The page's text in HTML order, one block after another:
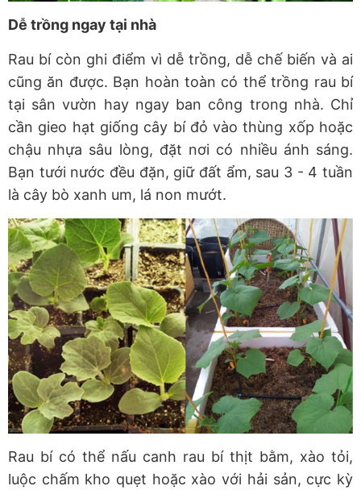
Dễ trồng ngay tại nhà
Rau bí còn ghi điểm vì dễ trồng, dễ chế biến và ai
cũng ăn được. Bạn hoàn toàn có thể trồng rau bí
tại sân vườn hay ngay ban công trong nhà. Chỉ
cần gieo hạt giống cây bí đỏ vào thùng xốp hoặc
chậu nhựa sâu lòng, đặt nơi có nhiều ánh sáng.
Bạn tưới nước đều đặn, giữ đất ẩm, sau 3 - 4 tuần
là cây bò xanh um, lá non mướt.
Rau bí có thể nấu canh rau bí thịt bằm, xào tỏi,
luộc chấm kho quẹt hoặc xào với hải sản, cực kỳ